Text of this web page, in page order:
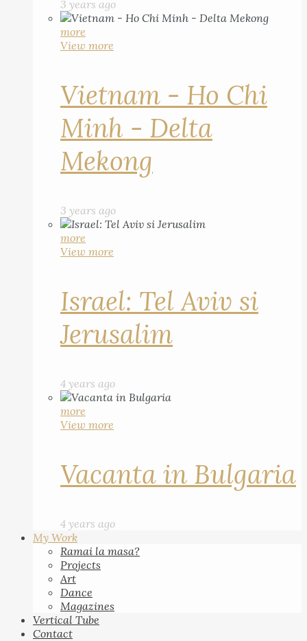
3 years ago
more
View more
Vietnam - Ho Chi
Minh - Delta
Mekong
3 years ago
more
View more
Israel: Tel Aviv si
Jerusalim
4 years ago
more
View more
Vacanta in Bulgaria
4 years ago
My Work
Ramai la masa?
Projects
Art
Dance
Magazines
Vertical Tube
Contact